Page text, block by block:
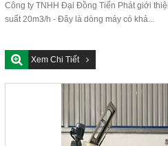
Công ty TNHH Đại Đồng Tiến Phát giới
suất 20m3/h - Đây là dòng máy có khả...
Xem Chi Tiết